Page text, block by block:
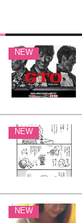
NEW
NEW
NEW